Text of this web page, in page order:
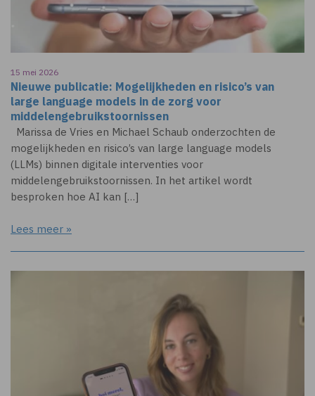
15 mei 2026
Nieuwe publicatie: Mogelijkheden en risico’s van
large language models in de zorg voor
middelengebruik­stoornissen
Marissa de Vries en Michael Schaub onderzochten de
mogelijkheden en risico’s van large language models
(LLMs) binnen digitale interventies voor
middelengebruikstoornissen. In het artikel wordt
besproken hoe AI kan […]
Lees meer »